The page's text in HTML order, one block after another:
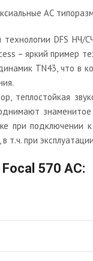
АС
DFS
– яркий пример
TN43, что в
теплостойкая
при подключении
в т.ч. при
570 AC: